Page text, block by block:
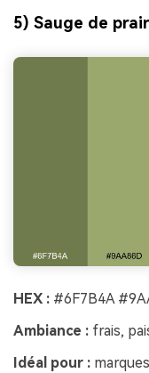
5) Sauge de
HEX : #6F7B4A
Ambiance : frais,
Idéal pour :